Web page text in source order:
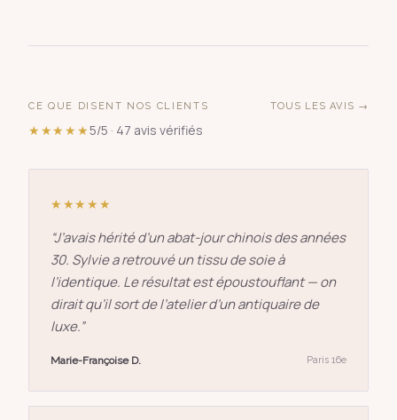
CE QUE DISENT NOS CLIENTS
★★★★★5/5 · 47 avis vérifiés
TOUS LES AVIS →
★★★★★
“J’avais hérité d’un abat-jour chinois des années
30. Sylvie a retrouvé un tissu de soie à
l’identique. Le résultat est époustouflant — on
dirait qu’il sort de l’atelier d’un antiquaire de
luxe.”
Marie-Françoise D. Paris 16e